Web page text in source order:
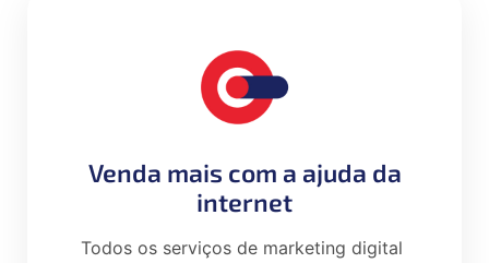
Venda mais com a ajuda da
internet
Todos os serviços de marketing digital